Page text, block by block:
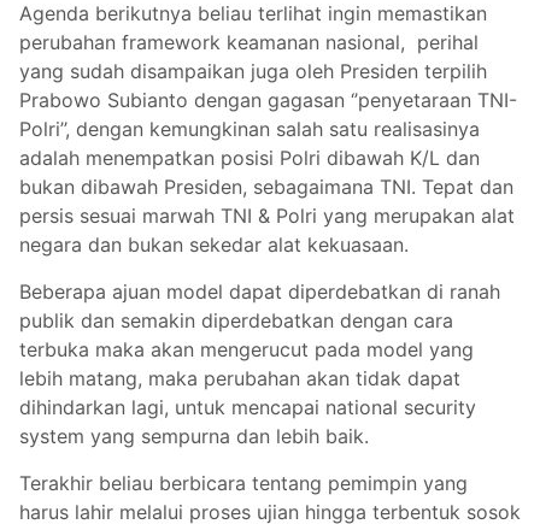
Agenda berikutnya beliau terlihat ingin memastikan
perubahan framework keamanan nasional, perihal
yang sudah disampaikan juga oleh Presiden terpilih
Prabowo Subianto dengan gagasan ‘’penyetaraan TNI-
Polri’’, dengan kemungkinan salah satu realisasinya
adalah menempatkan posisi Polri dibawah K/L dan
bukan dibawah Presiden, sebagaimana TNI. Tepat dan
persis sesuai marwah TNI & Polri yang merupakan alat
negara dan bukan sekedar alat kekuasaan.
Beberapa ajuan model dapat diperdebatkan di ranah
publik dan semakin diperdebatkan dengan cara
terbuka maka akan mengerucut pada model yang
lebih matang, maka perubahan akan tidak dapat
dihindarkan lagi, untuk mencapai national security
system yang sempurna dan lebih baik.
Terakhir beliau berbicara tentang pemimpin yang
harus lahir melalui proses ujian hingga terbentuk sosok